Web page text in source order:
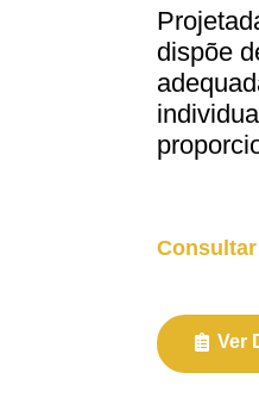
dispõe
Ver